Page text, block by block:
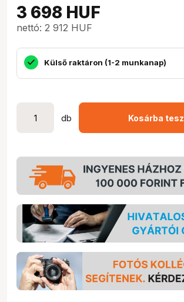
3 698 HUF
nettó: 2 912 HUF
Külső raktáron (1-2 munkanap)
db Kosárba tesz